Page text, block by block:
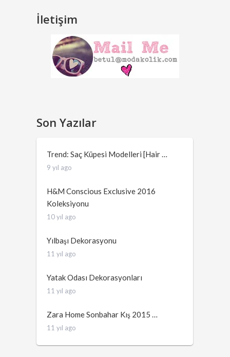
İletişim
Son Yazılar
Trend: Saç Küpesi Modelleri [Hair …
9 yıl ago
H&M Conscious Exclusive 2016
Koleksiyonu
10 yıl ago
Yılbaşı Dekorasyonu
11 yıl ago
Yatak Odası Dekorasyonları
11 yıl ago
Zara Home Sonbahar Kış 2015 …
11 yıl ago